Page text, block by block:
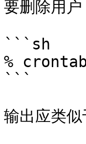
要删除用
```sh
%
```
输出应类似